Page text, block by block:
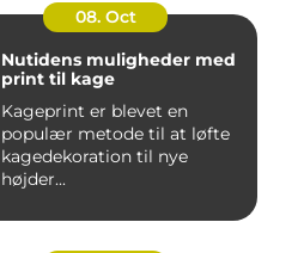
08. Oct
Nutidens muligheder med
print til kage
Kageprint er blevet en
populær metode til at løfte
kagedekoration til nye
højder...